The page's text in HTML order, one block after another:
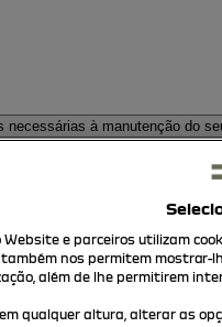
necessárias à manutenção do
e a substituição das peças
Website e parceiros utilizam
também nos permitem mostrar-
além de lhe permitirem
qualquer altura, alterar as